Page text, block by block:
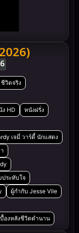
วิตจริง
ง HD
หนังฝรั่ง
เจมี่ วาร์ดี้ นักแสดง
ระทับใจ
ผู้กำกับ Jesse Vile
บื้องหลังชีวิตตำนาน